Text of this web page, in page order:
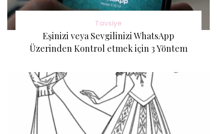
Tavsiye
Eşinizi veya Sevgilinizi WhatsApp
Üzerinden Kontrol etmek için 3 Yöntem